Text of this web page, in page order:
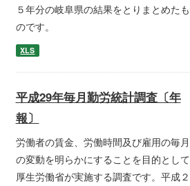
５年分の岐阜県の結果をとりまとめたも
のです。
XLS
平成29年毎月勤労統計調査〔年
報〕
労働者の賃金、労働時間及び雇用の毎月
の変動を明らかにすることを目的として
厚生労働省が実施する調査です。平成２